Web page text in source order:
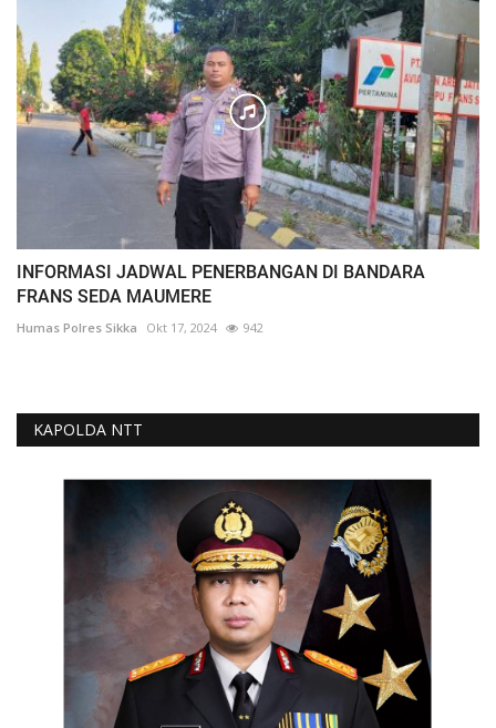
INFORMASI JADWAL PENERBANGAN DI BANDARA
FRANS SEDA MAUMERE
Humas Polres Sikka Okt 17, 2024 942
KAPOLDA NTT